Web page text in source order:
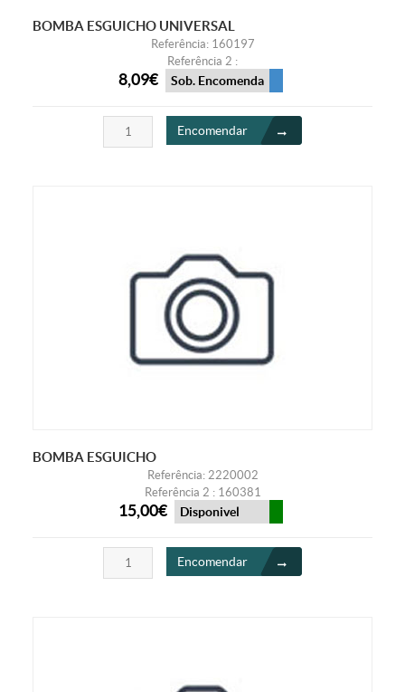
BOMBA ESGUICHO UNIVERSAL
Referência: 160197
Referência 2 :
8,09€ Sob. Encomenda
Encomendar
BOMBA ESGUICHO
Referência: 2220002
Referência 2 : 160381
15,00€ Disponivel
Encomendar